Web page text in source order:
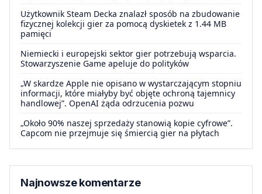
Użytkownik Steam Decka znalazł sposób na zbudowanie
fizycznej kolekcji gier za pomocą dyskietek z 1.44 MB
pamięci
Niemiecki i europejski sektor gier potrzebują wsparcia.
Stowarzyszenie Game apeluje do polityków
„W skardze Apple nie opisano w wystarczającym stopniu
informacji, które miałyby być objęte ochroną tajemnicy
handlowej”. OpenAI żąda odrzucenia pozwu
„Około 90% naszej sprzedaży stanowią kopie cyfrowe”.
Capcom nie przejmuje się śmiercią gier na płytach
Najnowsze komentarze